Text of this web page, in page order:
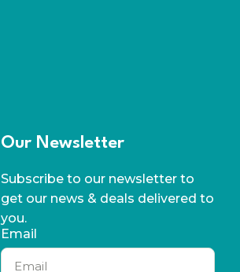
Our Newsletter
Subscribe to our newsletter to
get our news & deals delivered to
you.
Email